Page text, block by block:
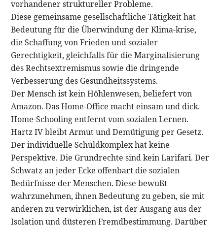
vorhandener struktureller Probleme.
Diese gemeinsame gesellschaftliche Tätigkeit hat
Bedeutung für die Überwindung der Klima-krise,
die Schaffung von Frieden und sozialer
Gerechtigkeit, gleichfalls für die Marginalisierung
des Rechtsextremismus sowie die dringende
Verbesserung des Gesundheitssystems.
Der Mensch ist kein Höhlenwesen, beliefert von
Amazon. Das Home-Office macht einsam und dick.
Home-Schooling entfernt vom sozialen Lernen.
Hartz IV bleibt Armut und Demütigung per Gesetz.
Der individuelle Schuldkomplex hat keine
Perspektive. Die Grundrechte sind kein Larifari. Der
Schwatz an jeder Ecke offenbart die sozialen
Bedürfnisse der Menschen. Diese bewußt
wahrzunehmen, ihnen Bedeutung zu geben, sie mit
anderen zu verwirklichen, ist der Ausgang aus der
Isolation und düsteren Fremdbestimmung. Darüber